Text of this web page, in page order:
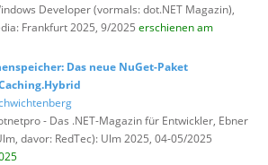
Developer (vormals: dot.NET Magazin),
Frankfurt 2025, 9/2025 erschienen am
Das neue NuGet-Paket
- Das .NET-Magazin für Entwickler, Ebner
davor: RedTec): Ulm 2025, 04-05/2025